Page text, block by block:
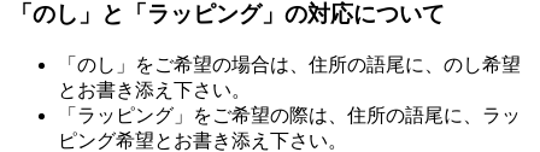
「のし」と「ラッピング」の対応について
「のし」をご希望の場合は、住所の語尾に、のし希望
とお書き添え下さい。
「ラッピング」をご希望の際は、住所の語尾に、ラッ
ピング希望とお書き添え下さい。